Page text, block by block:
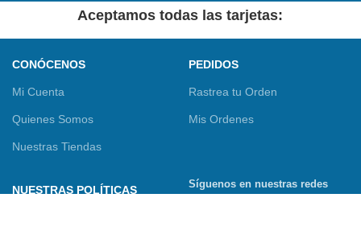
Aceptamos todas las tarjetas:
CONÓCENOS
Mi Cuenta
Quienes Somos
Nuestras Tiendas
PEDIDOS
Rastrea tu Orden
Mis Ordenes
NUESTRAS POLÍTICAS
Síguenos en nuestras redes